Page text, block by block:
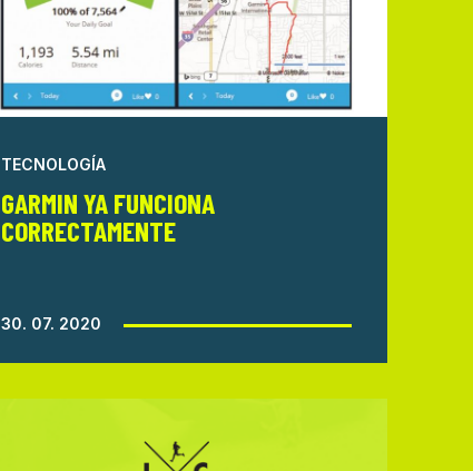
TECNOLOGÍA
GARMIN YA FUNCIONA
CORRECTAMENTE
30. 07. 2020